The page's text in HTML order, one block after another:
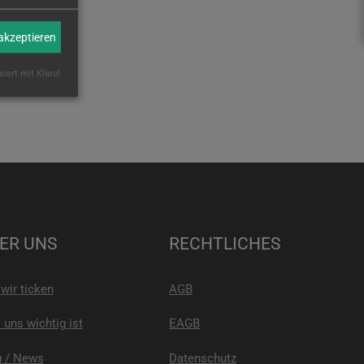
UNS
ticken
uns wichtig ist
/ News
RECHTLICHES
AGB
EAGB
Datenschutz
mit Klaro!